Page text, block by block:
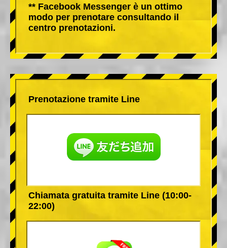
** Facebook Messenger è un ottimo
modo per prenotare consultando il
centro prenotazioni.
Prenotazione tramite Line
Chiamata gratuita tramite Line (10:00-
22:00)